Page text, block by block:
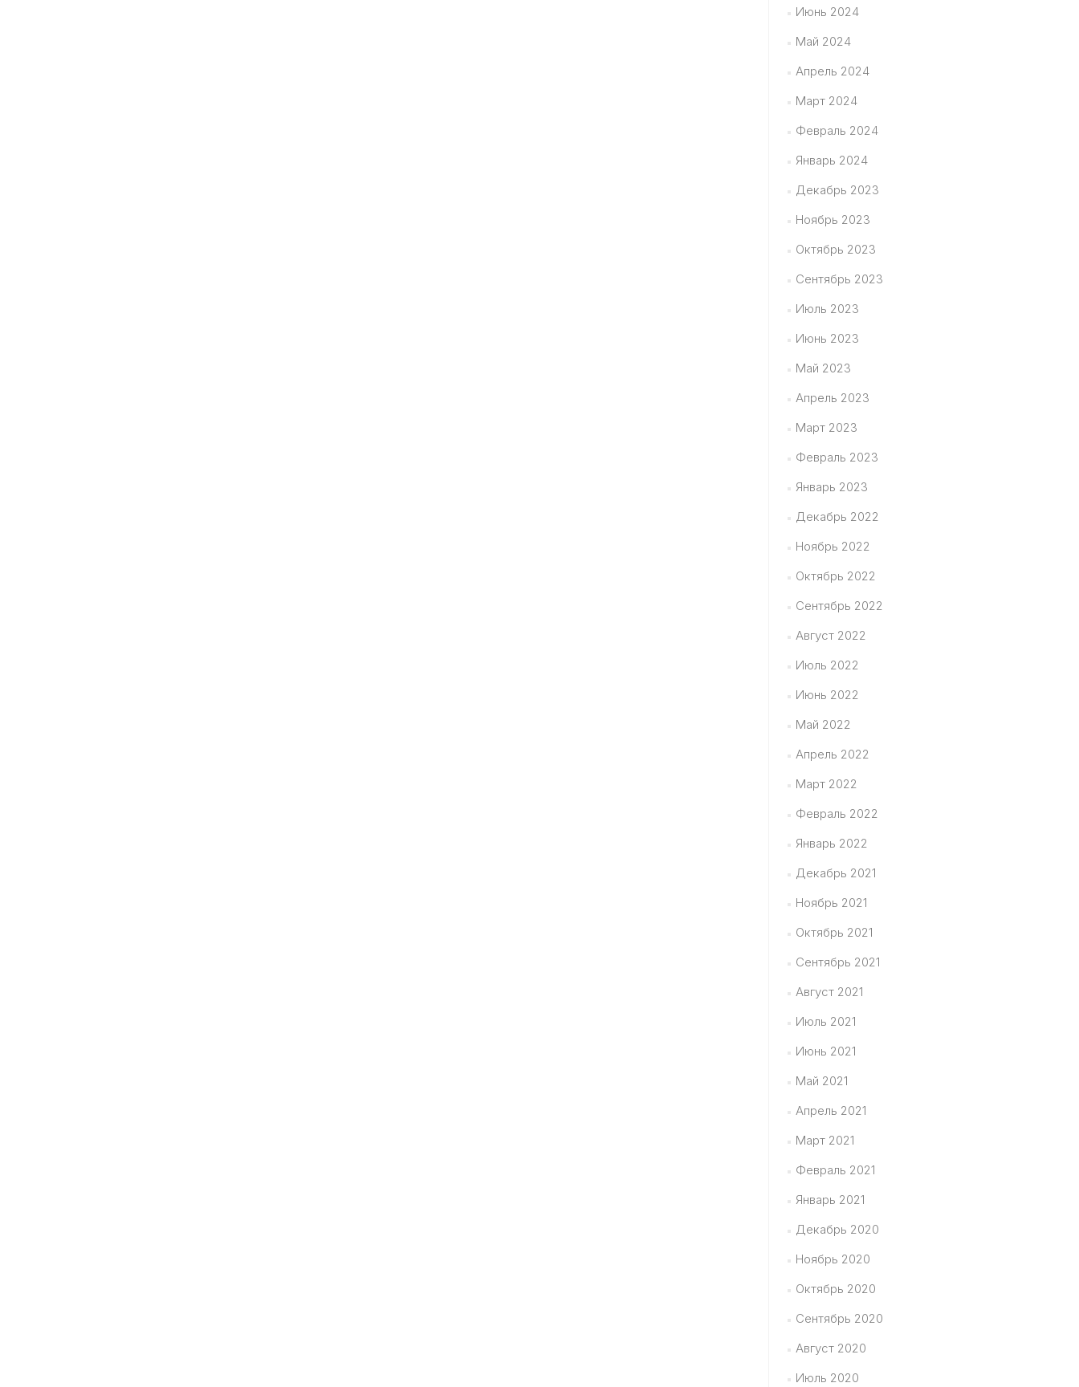
Июнь 2024
Май 2024
Апрель 2024
Март 2024
Февраль 2024
Январь 2024
Декабрь 2023
Ноябрь 2023
Октябрь 2023
Сентябрь 2023
Июль 2023
Июнь 2023
Май 2023
Апрель 2023
Март 2023
Февраль 2023
Январь 2023
Декабрь 2022
Ноябрь 2022
Октябрь 2022
Сентябрь 2022
Август 2022
Июль 2022
Июнь 2022
Май 2022
Апрель 2022
Март 2022
Февраль 2022
Январь 2022
Декабрь 2021
Ноябрь 2021
Октябрь 2021
Сентябрь 2021
Август 2021
Июль 2021
Июнь 2021
Май 2021
Апрель 2021
Март 2021
Февраль 2021
Январь 2021
Декабрь 2020
Ноябрь 2020
Октябрь 2020
Сентябрь 2020
Август 2020
Июль 2020